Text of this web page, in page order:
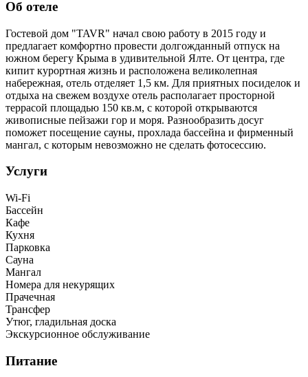
Об отеле
Гостевой дом "TAVR" начал свою работу в 2015 году и
предлагает комфортно провести долгожданный отпуск на
южном берегу Крыма в удивительной Ялте. От центра, где
кипит курортная жизнь и расположена великолепная
набережная, отель отделяет 1,5 км. Для приятных посиделок и
отдыха на свежем воздухе отель располагает просторной
террасой площадью 150 кв.м, с которой открываются
живописные пейзажи гор и моря. Разнообразить досуг
поможет посещение сауны, прохлада бассейна и фирменный
мангал, с которым невозможно не сделать фотосессию.
Услуги
Wi-Fi
Бассейн
Кафе
Кухня
Парковка
Сауна
Мангал
Номера для некурящих
Прачечная
Трансфер
Утюг, гладильная доска
Экскурсионное обслуживание
Питание